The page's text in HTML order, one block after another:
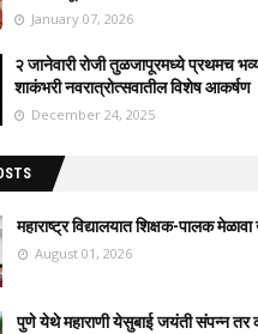
January 07, 2026
२ जानेवारी रोजी तुळजापूरमध्ये प्रथमच
शाकंभरी नवरात्रोत्सवातील विशेष आकर्षण
December 24, 2025
महाराष्ट्र विद्यालयात शिक्षक-पालक
August 01, 2026
पुणे येथे महाराणी येसुबाई जयंती संपन्न तर